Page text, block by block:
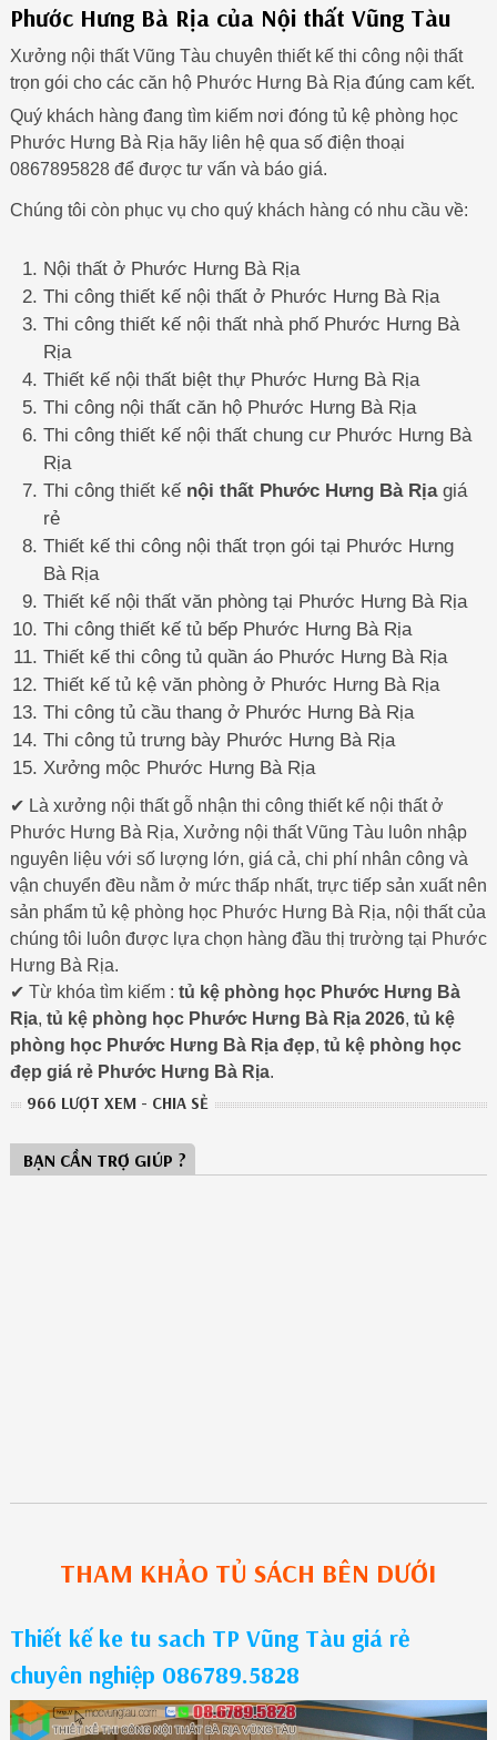
Phước Hưng Bà Rịa của Nội thất Vũng Tàu
Xưởng nội thất Vũng Tàu chuyên thiết kế thi công nội thất
trọn gói cho các căn hộ Phước Hưng Bà Rịa đúng cam kết.
Quý khách hàng đang tìm kiếm nơi đóng tủ kệ phòng học
Phước Hưng Bà Rịa hãy liên hệ qua số điện thoại
0867895828 để được tư vấn và báo giá.
Chúng tôi còn phục vụ cho quý khách hàng có nhu cầu về:
Nội thất ở Phước Hưng Bà Rịa
Thi công thiết kế nội thất ở Phước Hưng Bà Rịa
Thi công thiết kế nội thất nhà phố Phước Hưng Bà
Rịa
Thiết kế nội thất biệt thự Phước Hưng Bà Rịa
Thi công nội thất căn hộ Phước Hưng Bà Rịa
Thi công thiết kế nội thất chung cư Phước Hưng Bà
Rịa
Thi công thiết kế nội thất Phước Hưng Bà Rịagiá
rẻ
Thiết kế thi công nội thất trọn gói tại Phước Hưng
Bà Rịa
Thiết kế nội thất văn phòng tại Phước Hưng Bà Rịa
Thi công thiết kế tủ bếp Phước Hưng Bà Rịa
Thiết kế thi công tủ quần áo Phước Hưng Bà Rịa
Thiết kế tủ kệ văn phòng ở Phước Hưng Bà Rịa
Thi công tủ cầu thang ở Phước Hưng Bà Rịa
Thi công tủ trưng bày Phước Hưng Bà Rịa
Xưởng mộc Phước Hưng Bà Rịa
✔ Là xưởng nội thất gỗ nhận thi công thiết kế nội thất ở
Phước Hưng Bà Rịa, Xưởng nội thất Vũng Tàu luôn nhập
nguyên liệu với số lượng lớn, giá cả, chi phí nhân công và
vận chuyển đều nằm ở mức thấp nhất, trực tiếp sản xuất nên
sản phẩm tủ kệ phòng học Phước Hưng Bà Rịa, nội thất của
chúng tôi luôn được lựa chọn hàng đầu thị trường tại Phước
Hưng Bà Rịa.
✔ Từ khóa tìm kiếm : tủ kệ phòng học Phước Hưng Bà
Rịa, tủ kệ phòng học Phước Hưng Bà Rịa 2026, tủ kệ
phòng học Phước Hưng Bà Rịa đẹp, tủ kệ phòng học
đẹp giá rẻ Phước Hưng Bà Rịa.
966 LƯỢT XEM - CHIA SẺ
BẠN CẦN TRỢ GIÚP ?
THAM KHẢO TỦ SÁCH BÊN DƯỚI
Thiết kế ke tu sach TP Vũng Tàu giá rẻ
chuyên nghiệp 086789.5828